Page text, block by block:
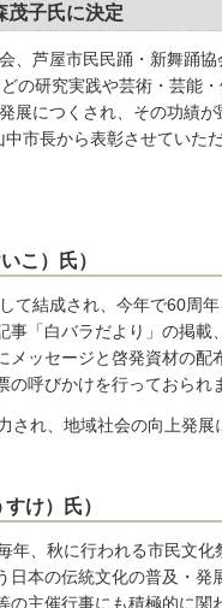
茂子氏に決定
、芦屋市民民踊・新舞踊協
の研究実践や芸術・芸能
展につくされ、その功績が
市長から表彰させていた
こ）氏）
て結成され、今年で60周年
事「白バラだより」の掲載
ッセージと啓発資材の配
呼びかけを行っておられ
され、地域社会の向上発展
け）氏）
年、秋に行われる市民文化
本の伝統文化の普及・発
主催行事にも積極的に関